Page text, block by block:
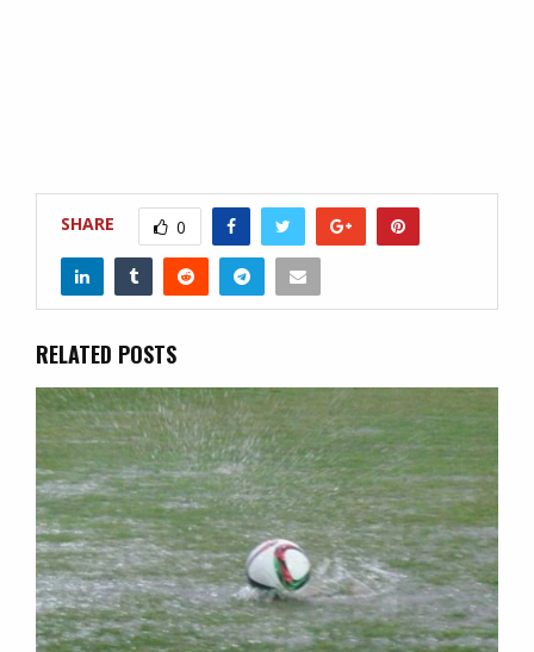
SHARE 0
RELATED POSTS